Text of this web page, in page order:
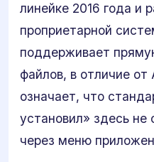
линейке 2016 года и
проприетарной
поддерживает
файлов, в отличие от
означает, что
установил» здесь
через меню